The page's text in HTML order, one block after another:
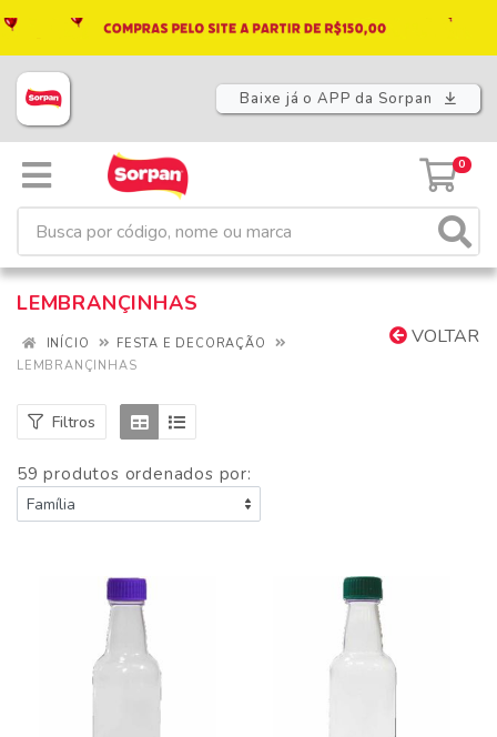
Baixe já o APP da Sorpan
0
LEMBRANÇINHAS
VOLTAR
INÍCIO
FESTA E DECORAÇÃO
LEMBRANÇINHAS
Filtros
59 produtos ordenados por: